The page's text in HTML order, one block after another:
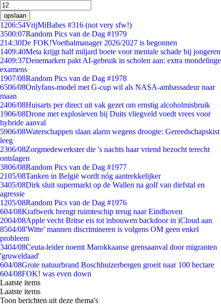
opslaan
1206:54VrijMiBabes #316 (not very sfw!)
3500:07Random Pics van de Dag #1979
214:30De FOK!Voetbalmanager 2026/2027 is begonnen
1409:40Meta krijgt half miljard boete voor mentale schade bij jongeren
2409:37Denemarken pakt AI-gebruik in scholen aan: extra mondelinge
examens
1907/08Random Pics van de Dag #1978
6506/08Onlyfans-model met G-cup wil als NASA-ambassadeur naar
maan
2406/08Huisarts per direct uit vak gezet om ernstig alcoholmisbruik
1906/08Drone met explosieven bij Duits vliegveld voedt vrees voor
hybride aanval
5906/08Waterschappen slaan alarm wegens droogte: Gereedschapskist
leeg
2306/08Zorgmedewerkster die 's nachts haar vriend bezocht terecht
ontslagen
3806/08Random Pics van de Dag #1977
2105/08Tanken in België wordt nóg aantrekkelijker
3405/08Dirk sluit supermarkt op de Wallen na golf van diefstal en
agressie
1205/08Random Pics van de Dag #1976
604/08Kraftwerk brengt ruimteschip terug naar Eindhoven
2004/08Apple vecht Britse eis tot inbouwen backdoor in iCloud aan
8504/08'Witte' mannen discrimineren is volgens OM geen enkel
probleem
3404/08Ceuta-leider noemt Marokkaanse grensaanval door migranten
'gruweldaad'
604/08Grote natuurbrand Boschhuizerbergen groeit naar 100 hectare
604/08FOK! was even down
Laatste items
Laatste items
Toon berichten uit deze thema's